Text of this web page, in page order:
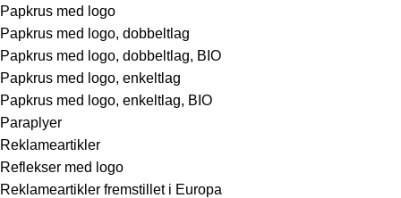
Papkrus med logo
Papkrus med logo, dobbeltlag
Papkrus med logo, dobbeltlag, BIO
Papkrus med logo, enkeltlag
Papkrus med logo, enkeltlag, BIO
Paraplyer
Reklameartikler
Reflekser med logo
Reklameartikler fremstillet i Europa